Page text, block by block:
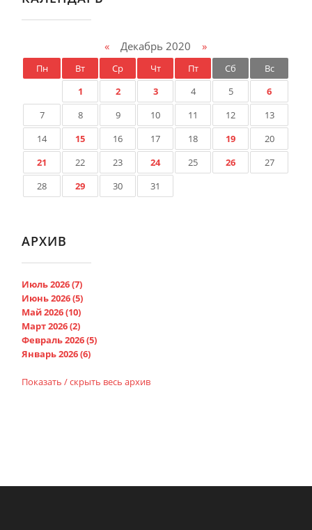
« Декабрь 2020»
Пн Вт Ср Чт Пт Сб
Вс
1
2 3 4 5
6
7
8 9 10 11 12
13
14
15 16 17 18 19
20
21
22 23 24 25 26
27
28
29 30 31
АРХИВ
Июль 2026 (7)
Июнь 2026 (5)
Май 2026 (10)
Март 2026 (2)
Февраль 2026 (5)
Январь 2026 (6)
Показать / скрыть весь архив